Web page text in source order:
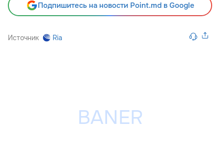
Подпишитесь на новости Point.md в Google
Источник Ria